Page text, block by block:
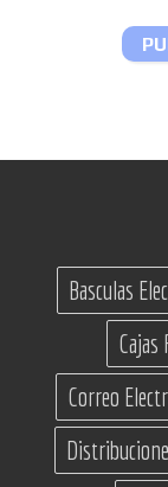
Basculas
Cajas
Correo